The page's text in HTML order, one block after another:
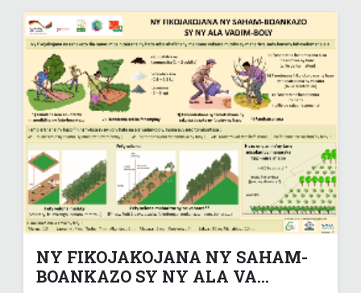
NY FIKOJAKOJANA NY SAHAM-
BOANKAZO SY NY ALA VA...